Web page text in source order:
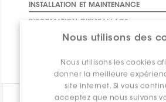
Nous utilisons des
Nous utilisons les cookies
donner la meilleure
site internet. Si vous
acceptez que nous suivons
INSTALLATION ET MAINTENANCE
INFORMATION D'EMBALLAGE
GARANTIE
PARTAGER: